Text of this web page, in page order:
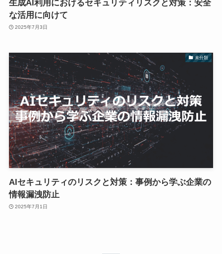
生成AI利用におけるセキュリティリスクと対策：安全
な活用に向けて
2025年7月3日
未分類
AIセキュリティのリスクと対策：事例から学ぶ企業の
情報漏洩防止
2025年7月1日